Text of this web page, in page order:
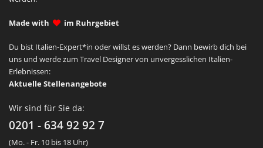
Made with im Ruhrgebiet
Du bist Italien-Expert*in oder willst es werden? Dann bewirb dich bei
uns und werde zum Travel Designer von unvergesslichen Italien-
Erlebnissen:
Aktuelle Stellenangebote
Wir sind für Sie da:
0201 - 634 92 92 7
(Mo. - Fr. 10 bis 18 Uhr)